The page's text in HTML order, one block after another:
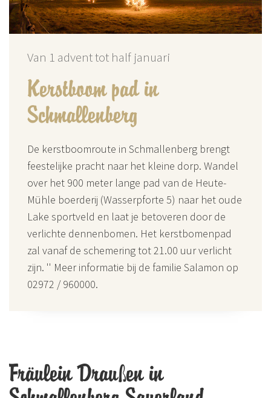
Kerstboom pad in
Schmallenberg
Van 1 advent tot half januari
De kerstboomroute in Schmallenberg brengt
feestelijke pracht naar het kleine dorp. Wandel
over het 900 meter lange pad van de Heute-
Mühle boerderij (Wasserpforte 5) naar het oude
Lake sportveld en laat je betoveren door de
verlichte dennenbomen. Het kerstbomenpad
zal vanaf de schemering tot 21.00 uur verlicht
zijn. '' Meer informatie bij de familie Salamon op
02972 / 960000.
Fräulein Draußen in